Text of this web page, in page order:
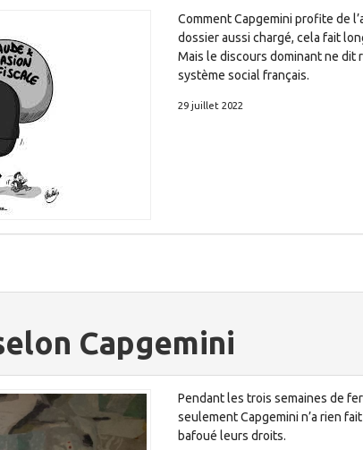
Comment Capgemini profite de
dossier aussi chargé, cela fait
Mais le discours dominant ne dit
système social français.
29 juillet 2022
Capgemini
Pendant les trois semaines de
seulement Capgemini n’a rien
bafoué leurs droits.